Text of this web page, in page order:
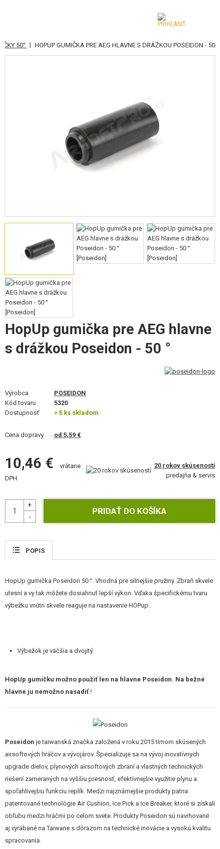
KATEGÓRIE
AKUMULÁTORY, NABÍJAČKY
VÝSTROJ, UNIFORMY, PÚZDRA
MASKOVANIE, FARBY, PÁSKY
DOPLNKY K ZBRANIAM, POPRUHY
NÁHRADNÉ DIELY ZBRANÍ, UPGRADE
SERVIS A ÚDRŽBA ZBRANÍ
OUTDOOR A BUSHCRAFT
REKLAMNÉ PREDMETY
NOVÝ TOVAR
ZĽAVY, AKCIE
50° | HOPUP GUMIČKA PRE AEG HLAVNE S DRÁŽKOU POSEIDON - 50 °
HopUp gumička pre AEG hlavne
s drážkou Poseidon - 50 °
Výrobca
POSEIDON
Kód tovaru
5320
Dostupnosť
> 5 ks skladom
Cena dopravy od 5,59 €
10,46 €
vrátane
DPH
20 rokov skúseností
predajňa & servis
POPIS
HopUp gumička Poseidon 50 °. Vhodná pre silnejšie pružiny. Zbraň skvele
utesní a vy tak môžete dosiahnuť lepší výkon. Vďaka špecifickému tvaru
výbežku vnútri skvele reaguje na nastavenie HOPup.
Výbežok je väčšia a dvojitý.
HopUp gumičku možno použiť len na hlavne Poseidon. Na bežné
hlavne ju nemožno nasadiť!
Poseidon je taiwanská značka založená v roku 2015 tímom skúsených
airsoftových hráčov a vývojárov. Špecializuje sa na vývoj inovatívnych
upgrade dielov, plynových airsoftových zbraní a vlastných technických
riešení zameraných na vyššiu presnosť, efektívnejšie využitie plynu a
spoľahlivejšiu funkciu replík. Medzi najznámejšie produkty patria
patentované technológie Air Cushion, Ice Pick a Ice Breaker, ktoré si získali
obľubu medzi hráčmi po celom svete. Produkty Poseidon sú navrhované
aj vyrábané na Taiwane s dôrazom na technické inovácie a vysokú kvalitu
spracovania.